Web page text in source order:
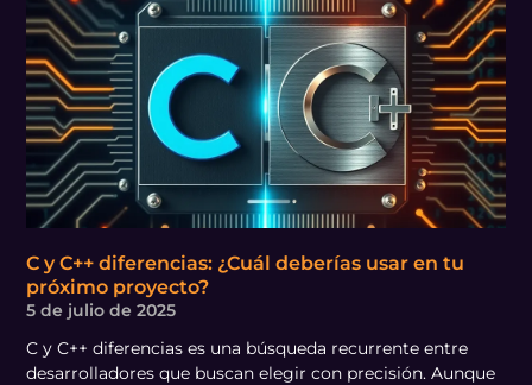
C y C++ diferencias: ¿Cuál deberías usar en tu
próximo proyecto?
5 de julio de 2025
C y C++ diferencias es una búsqueda recurrente entre
desarrolladores que buscan elegir con precisión. Aunque